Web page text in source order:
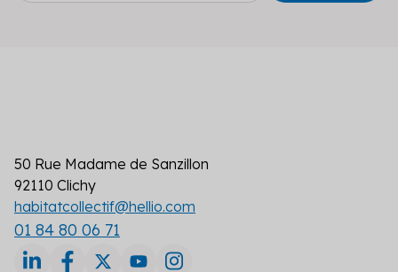
50 Rue Madame de Sanzillon
92110 Clichy
habitatcollectif@hellio.com
01 84 80 06 71